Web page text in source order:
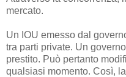
mercato.
Un IOU emesso dal
tra parti private. Un
prestito. Può pertanto
qualsiasi momento. Così,